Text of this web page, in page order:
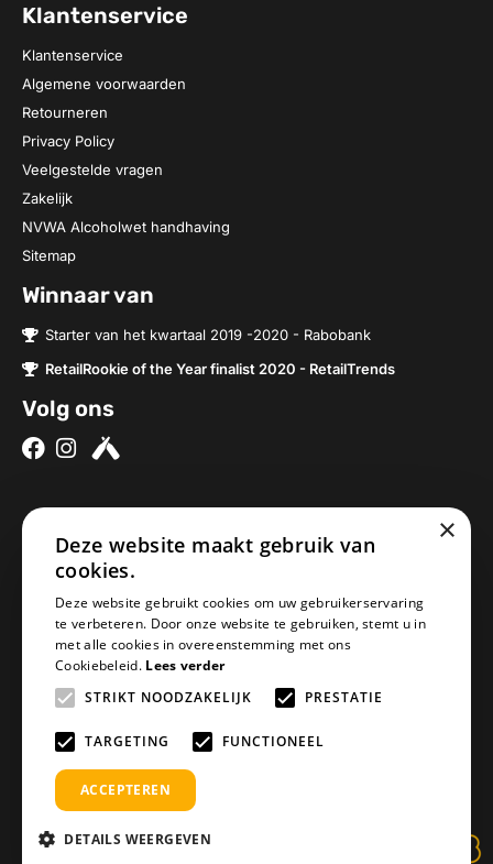
Klantenservice
Klantenservice
Algemene voorwaarden
Retourneren
Privacy Policy
Veelgestelde vragen
Zakelijk
NVWA Alcoholwet handhaving
Sitemap
Winnaar van
Starter van het kwartaal 2019 -2020 - Rabobank
RetailRookie of the Year finalist 2020 - RetailTrends
Volg ons
Over ons
Brouwerijen
Onze bieren
Onze bierpakketten
Biercheque inleveren
Adventskalender
Blogs
5076SV Haaren
Nederland
info@geheimbiertje.nl
KVK: 76419304
×
Deze website maakt gebruik van
cookies.
Deze website gebruikt cookies om uw gebruikerservaring
te verbeteren. Door onze website te gebruiken, stemt u in
met alle cookies in overeenstemming met ons
Cookiebeleid. Lees verder
STRIKT NOODZAKELIJK
PRESTATIE
TARGETING FUNCTIONEEL
ACCEPTEREN
DETAILS WEERGEVEN